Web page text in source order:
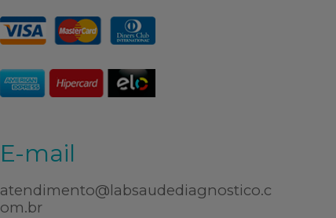
E-mail
atendimento@labsaudediagnostico.c
om.br